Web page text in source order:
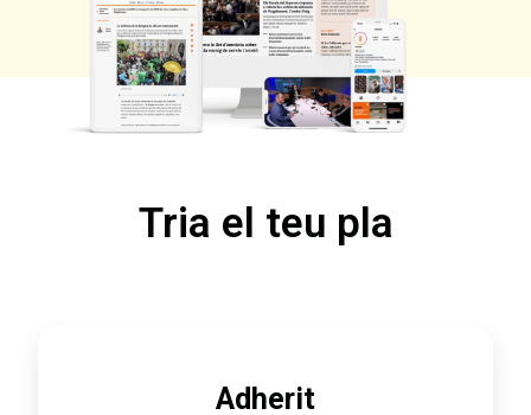
Tria el teu pla
Adherit